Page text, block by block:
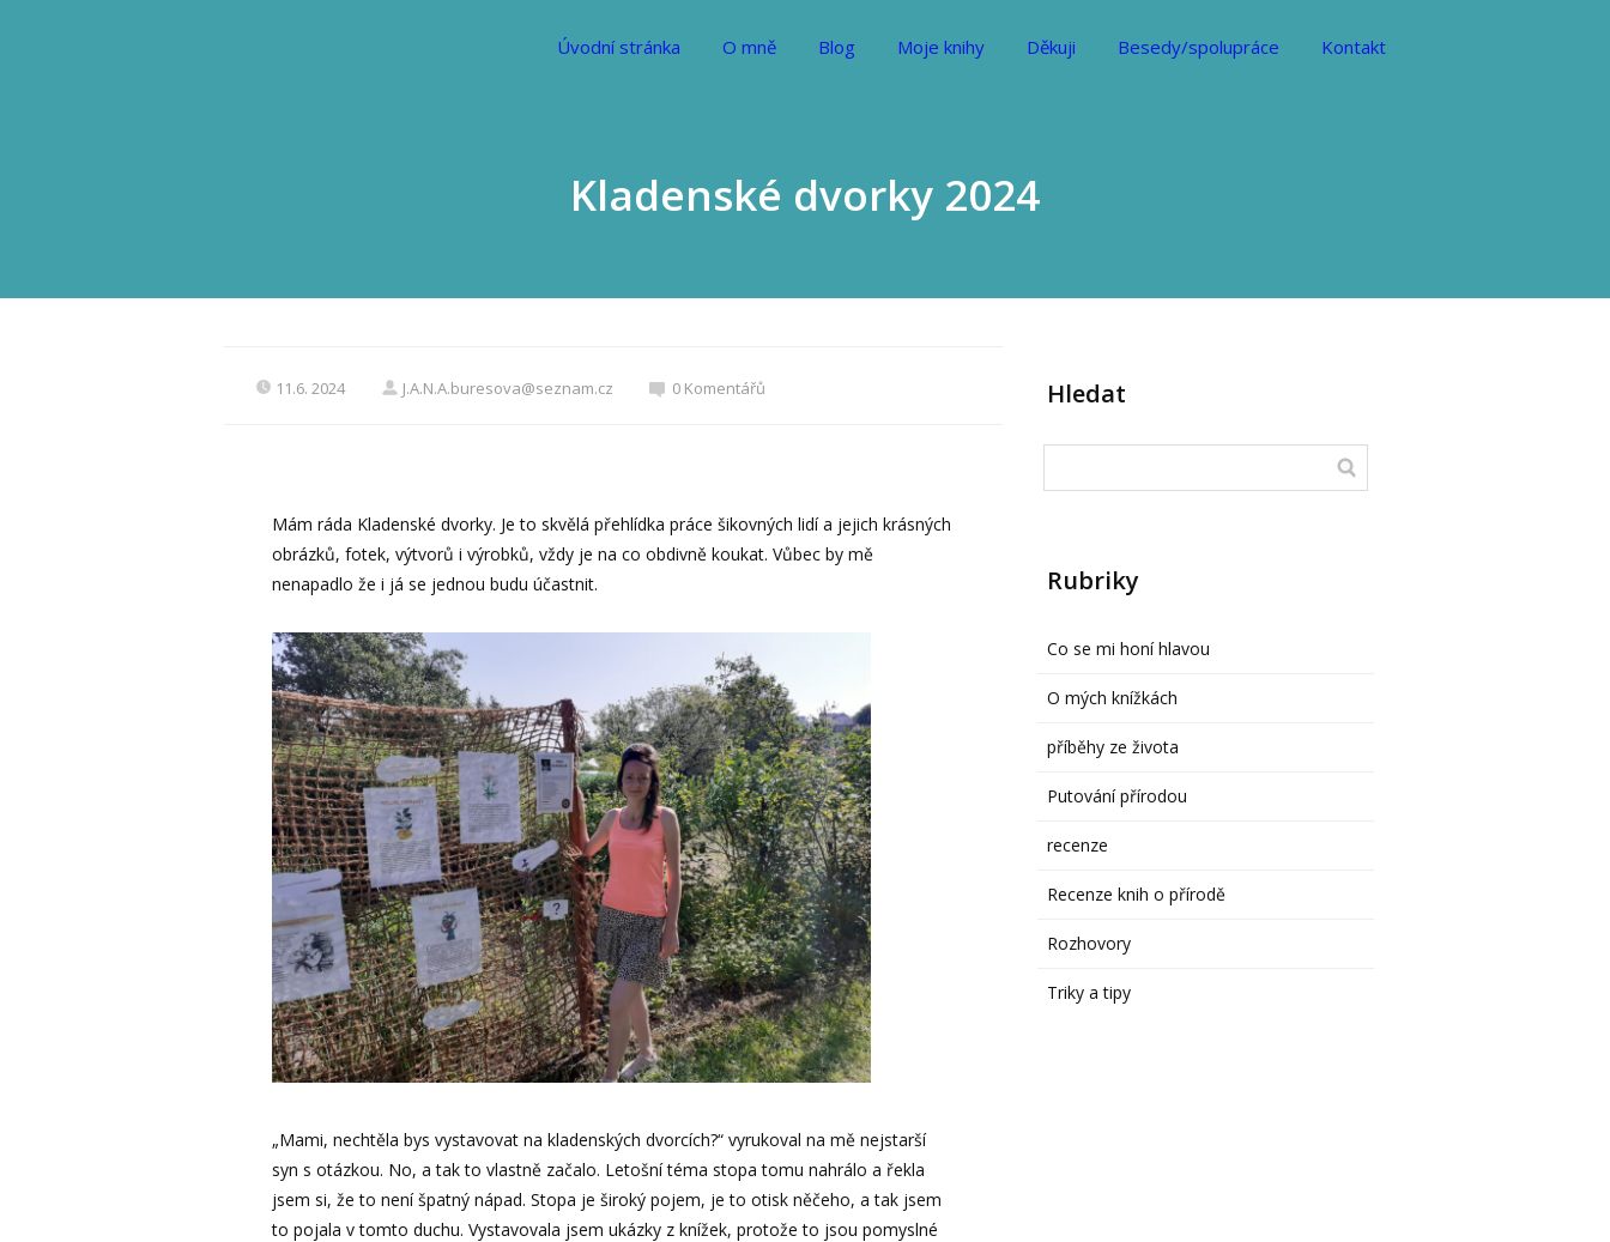
Úvodní stránka O mně Blog Moje knihy Děkuji Besedy/spolupráce Kontakt
Kladenské dvorky 2024
11.6. 2024 J.A.N.A.buresova@seznam.cz 0 Komentářů
Mám ráda Kladenské dvorky. Je to skvělá přehlídka práce šikovných lidí a jejich krásných
obrázků, fotek, výtvorů i výrobků, vždy je na co obdivně koukat. Vůbec by mě
nenapadlo že i já se jednou budu účastnit.
„Mami, nechtěla bys vystavovat na kladenských dvorcích?“ vyrukoval na mě nejstarší
syn s otázkou. No, a tak to vlastně začalo. Letošní téma stopa tomu nahrálo a řekla
jsem si, že to není špatný nápad. Stopa je široký pojem, je to otisk něčeho, a tak jsem
to pojala v tomto duchu. Vystavovala jsem ukázky z knížek, protože to jsou pomyslné
Hledat
Rubriky
Co se mi honí hlavou
O mých knížkách
příběhy ze života
Putování přírodou
recenze
Recenze knih o přírodě
Rozhovory
Triky a tipy